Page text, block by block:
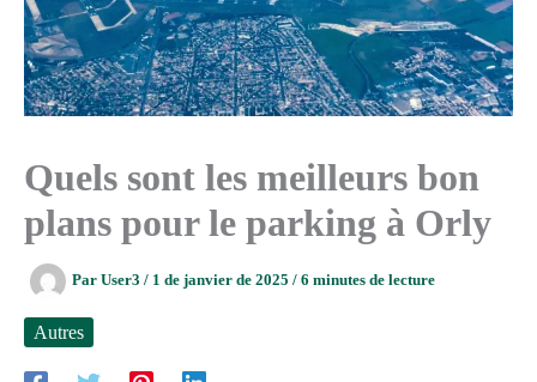
Quels sont les meilleurs bon
plans pour le parking à Orly
Par User3 / 1 de janvier de 2025 / 6 minutes de lecture
Autres